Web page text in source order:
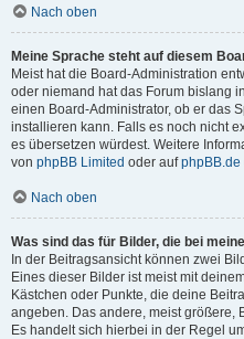
Nach oben
Meine Sprache steht auf diesem
Meist hat die Board-Administration
oder niemand hat das Forum bislang
einen Board-Administrator, ob er das
installieren kann. Falls es noch nicht
es übersetzen würdest. Weitere
von phpBB Limited oder aufphpBB.de
Nach oben
Was sind das für Bilder, die bei
In der Beitragsansicht können zwei
Eines dieser Bilder ist meist mit
Kästchen oder Punkte, die deine
angeben. Das andere, meist größere,
Es handelt sich hierbei in der Regel